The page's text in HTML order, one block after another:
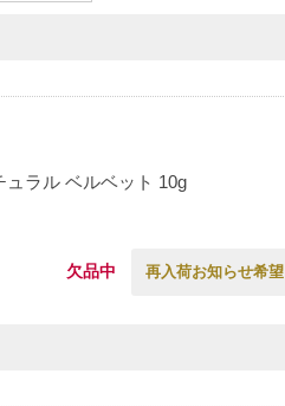
ラル ベルベット 10g
欠品中 再入荷お知らせ希望